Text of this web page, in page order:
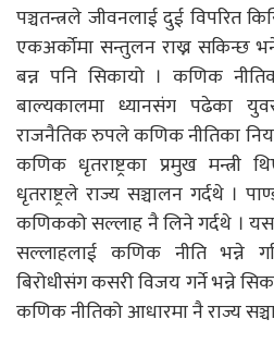
पञ्चतन्त्रले जीवनलाई दुई विपरित
एकअर्कोमा सन्तुलन राख्न सकिन्छ
बन्न पनि सिकायो । कणिक
बाल्यकालमा ध्यानसंग पढेका
राजनैतिक रुपले कणिक नीतिका
कणिक धृतराष्ट्रका प्रमुख
धृतराष्ट्रले राज्य सञ्चालन गर्दथे ।
कणिकको सल्लाह नै लिने गर्दथे ।
सल्लाहलाई कणिक नीति भन्ने
बिरोधीसंग कसरी विजय गर्ने भन्ने
कणिक नीतिको आधारमा नै राज्य